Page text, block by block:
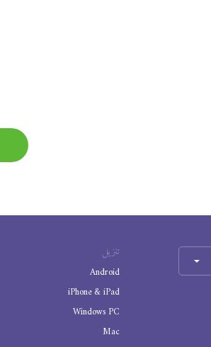
تنزيل
Android
iPhone & iPad
Windows PC
Mac